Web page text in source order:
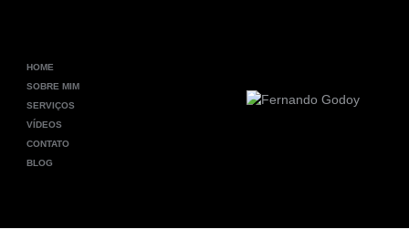
HOME
SOBRE MIM
SERVIÇOS
VÍDEOS
CONTATO
BLOG